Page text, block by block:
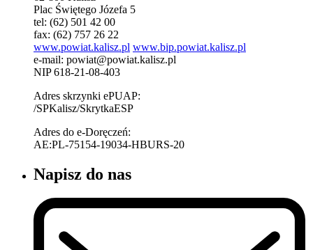
Plac Świętego Józefa 5
tel: (62) 501 42 00
fax: (62) 757 26 22
www.powiat.kalisz.pl www.bip.powiat.kalisz.pl
e-mail: powiat@powiat.kalisz.pl
NIP 618-21-08-403
Adres skrzynki ePUAP:
/SPKalisz/SkrytkaESP
Adres do e-Doręczeń:
AE:PL-75154-19034-HBURS-20
Napisz do nas